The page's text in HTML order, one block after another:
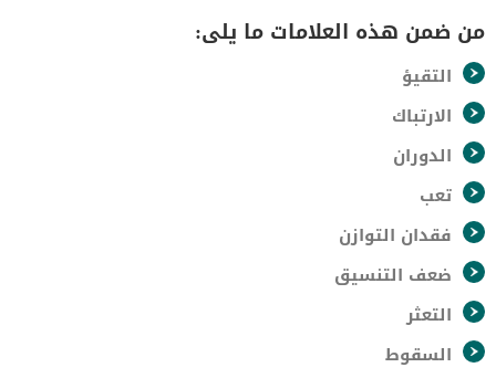
من ضمن هذه العلامات ما يلى:
التقيؤ
الارتباك
الدوران
تعب
فقدان التوازن
ضعف التنسيق
التعثر
السقوط